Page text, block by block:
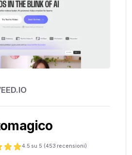
4.5 su 5 (453 recensioni)